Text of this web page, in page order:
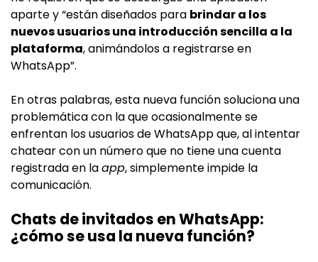
aparte y “están diseñados para brindar a los
nuevos usuarios una introducción sencilla a la
plataforma, animándolos a registrarse en
WhatsApp”.
En otras palabras, esta nueva función soluciona una
problemática con la que ocasionalmente se
enfrentan los usuarios de WhatsApp que, al intentar
chatear con un número que no tiene una cuenta
registrada en laapp, simplemente impide la
comunicación.
Chats de invitados en WhatsApp:
¿cómo se usa la nueva función?